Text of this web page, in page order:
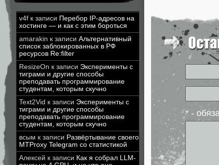
v4f к записи Перебор IP-адресов на
хостинге — и как с этим бороться
amarakin к записи Альтернативный
список заблокированных в РФ
ресурсов Re:filter
ResizeOn к записи Эксперименты с
тиграми и другие способы
преподавать программирование
студентам, которым скучно
Text2Vid к записи Эксперименты с
тиграми и другие способы
преподавать программирование
студентам, которым скучно
всым к записи Развёртывание своего
MTProxy Telegram со статистикой
Алексей к записи Как я собрал LLM-
* -